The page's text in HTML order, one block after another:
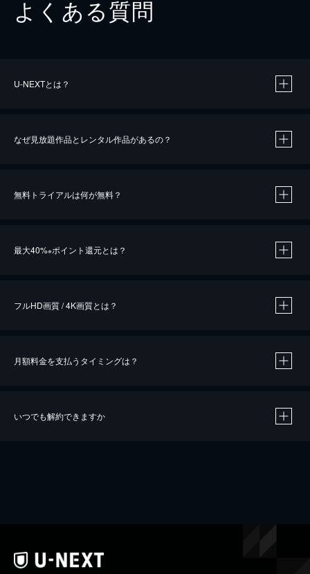
よくある質問
U-NEXTとは？
なぜ見放題作品とレンタル作品があるの？
無料トライアルは何が無料？
最大40%※ポイント還元とは？
※40％ポイント還元の対象は、クレジットカード決済による作品の購入 / レンタルです。
iOSアプリのUコイン決済による作品の購入 / レンタルは、20％のポイント還元です。
フルHD画質 / 4K画質とは？
月額料金を支払うタイミングは？
いつでも解約できますか